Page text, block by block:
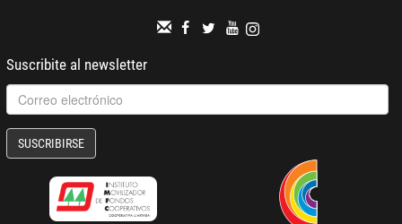
Suscribite al newsletter
SUSCRIBIRSE